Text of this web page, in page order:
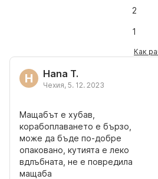
2
1
Как
H Hana T.
Чехия, 5. 12. 2023
Мащабът е хубав,
корабоплаването е бързо,
може да бъде по-добре
опаковано, кутията е леко
вдлъбната, не е повредила
мащаба